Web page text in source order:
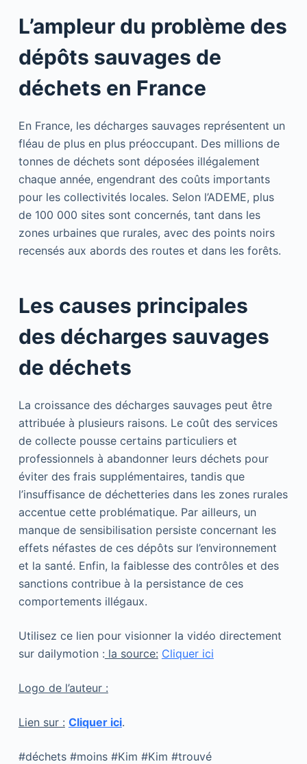
L’ampleur du problème des
dépôts sauvages de
déchets en France
En France, les décharges sauvages représentent un
fléau de plus en plus préoccupant. Des millions de
tonnes de déchets sont déposées illégalement
chaque année, engendrant des coûts importants
pour les collectivités locales. Selon l’ADEME, plus
de 100 000 sites sont concernés, tant dans les
zones urbaines que rurales, avec des points noirs
recensés aux abords des routes et dans les forêts.
Les causes principales
des décharges sauvages
de déchets
La croissance des décharges sauvages peut être
attribuée à plusieurs raisons. Le coût des services
de collecte pousse certains particuliers et
professionnels à abandonner leurs déchets pour
éviter des frais supplémentaires, tandis que
l’insuffisance de déchetteries dans les zones rurales
accentue cette problématique. Par ailleurs, un
manque de sensibilisation persiste concernant les
effets néfastes de ces dépôts sur l’environnement
et la santé. Enfin, la faiblesse des contrôles et des
sanctions contribue à la persistance de ces
comportements illégaux.
Utilisez ce lien pour visionner la vidéo directement
sur dailymotion : la source: Cliquer ici
Logo de l’auteur :
Lien sur : Cliquer ici.
#déchets #moins #Kim #Kim #trouvé